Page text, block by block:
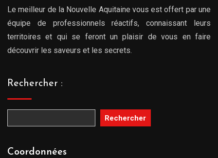
Le meilleur de la Nouvelle Aquitaine vous est offert par une
équipe de professionnels réactifs, connaissant leurs
territoires et qui se feront un plaisir de vous en faire
découvrir les saveurs et les secrets.
Rechercher :
Rechercher
Coordonnées